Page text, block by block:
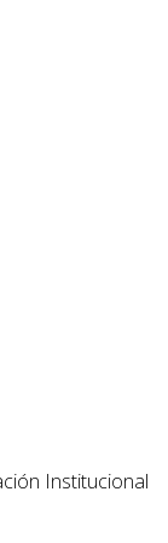
Institucional